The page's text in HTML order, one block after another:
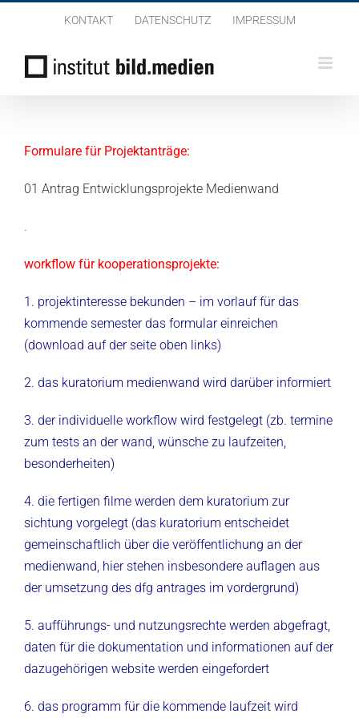
springen
KONTAKT DATENSCHUTZ IMPRESSUM
Formulare für Projektanträge:
01 Antrag Entwicklungsprojekte Medienwand
.
workflow für kooperationsprojekte:
1. projektinteresse bekunden – im vorlauf für das
kommende semester das formular einreichen
(download auf der seite oben links)
2. das kuratorium medienwand wird darüber informiert
3. der individuelle workflow wird festgelegt (zb. termine
zum tests an der wand, wünsche zu laufzeiten,
besonderheiten)
4. die fertigen filme werden dem kuratorium zur
sichtung vorgelegt (das kuratorium entscheidet
gemeinschaftlich über die veröffentlichung an der
medienwand, hier stehen insbesondere auflagen aus
der umsetzung des dfg antrages im vordergrund)
5. aufführungs- und nutzungsrechte werden abgefragt,
daten für die dokumentation und informationen auf der
dazugehörigen website werden eingefordert
6. das programm für die kommende laufzeit wird